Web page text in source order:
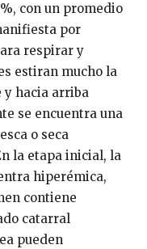
con un promedio
por
respirar y
estiran mucho la
y hacia arriba
se encuentra una
o seca
la etapa inicial, la
hiperémica,
contiene
catarral
pueden